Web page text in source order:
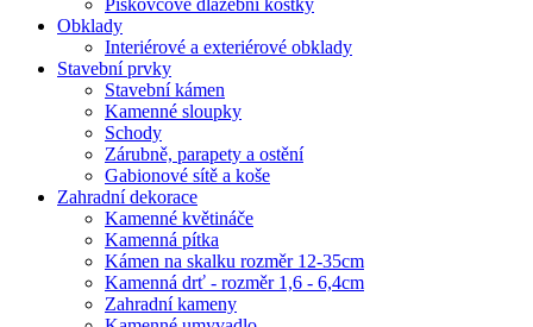
Pískovcové dlažební kostky
Obklady
Interiérové a exteriérové obklady
Stavební prvky
Stavební kámen
Kamenné sloupky
Schody
Zárubně, parapety a ostění
Gabionové sítě a koše
Zahradní dekorace
Kamenné květináče
Kamenná pítka
Kámen na skalku rozměr 12-35cm
Kamenná drť - rozměr 1,6 - 6,4cm
Zahradní kameny